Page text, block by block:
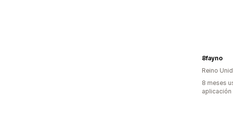
8fayno
Reino
8 meses
aplicación